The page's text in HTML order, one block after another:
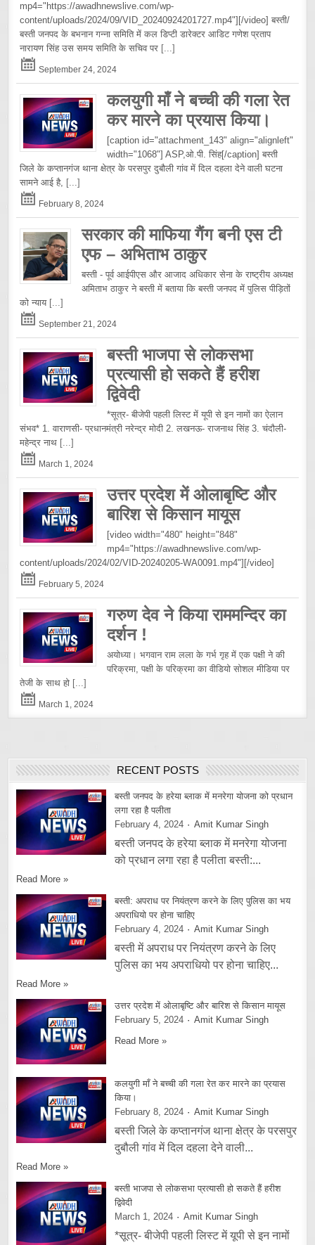
mp4="https://awadhnewslive.com/wp-
content/uploads/2024/09/VID_20240924201727.mp4"][/video] बस्ती/
बस्ती जनपद के बभनान गन्ना समिति में कल डिप्टी डारेक्टर आडिट गणेश प्रताप
नारायण सिंह उस समय समिति के सचिव पर [...]
September 24, 2024
कलयुगी माँ ने बच्ची की गला रेत
कर मारने का प्रयास किया।
[caption id="attachment_143" align="alignleft"
width="1068"] ASP,ओ.पी. सिंह[/caption] बस्ती
जिले के कप्तानगंज थाना क्षेत्र के परसपुर दुबौली गांव में दिल दहला देने वाली घटना
सामने आई है, [...]
February 8, 2024
सरकार की माफिया गैंग बनी एस टी
एफ – अभिताभ ठाकुर
बस्ती - पूर्व आईपीएस और आजाद अधिकार सेना के राष्ट्रीय अध्यक्ष
अमिताभ ठाकुर ने बस्ती में बताया कि बस्ती जनपद में पुलिस पीड़ितों
को न्याय [...]
September 21, 2024
बस्ती भाजपा से लोकसभा
प्रत्यासी हो सकते हैं हरीश
द्विवेदी
*सूत्र- बीजेपी पहली लिस्ट में यूपी से इन नामों का ऐलान
संभव* 1. वाराणसी- प्रधानमंत्री नरेन्द्र मोदी 2. लखनऊ- राजनाथ सिंह 3. चंदौली-
महेन्द्र नाथ [...]
March 1, 2024
उत्तर प्रदेश में ओलाबृष्टि और
बारिश से किसान मायूस
[video width="480" height="848"
mp4="https://awadhnewslive.com/wp-
content/uploads/2024/02/VID-20240205-WA0091.mp4"][/video]
February 5, 2024
गरुण देव ने किया राममन्दिर का
दर्शन !
अयोध्या। भगवान राम लला के गर्भ गृह में एक पक्षी ने की
परिक्रमा, पक्षी के परिक्रमा का वीडियो सोशल मीडिया पर
तेजी के साथ हो [...]
March 1, 2024
RECENT POSTS
बस्ती जनपद के हरेया ब्लाक में मनरेगा योजना को प्रधान
लगा रहा है पलीता
February 4, 2024
Amit Kumar Singh
बस्ती जनपद के हरेया ब्लाक में मनरेगा योजना
को प्रधान लगा रहा है पलीता बस्ती:...
Read More »
बस्ती: अपराध पर नियंत्रण करने के लिए पुलिस का भय
अपराधियो पर होना चाहिए
February 4, 2024
Amit Kumar Singh
बस्ती में अपराध पर नियंत्रण करने के लिए
पुलिस का भय अपराधियो पर होना चाहिए...
Read More »
उत्तर प्रदेश में ओलाबृष्टि और बारिश से किसान मायूस
February 5, 2024
Amit Kumar Singh
Read More »
कलयुगी माँ ने बच्ची की गला रेत कर मारने का प्रयास
किया।
February 8, 2024
Amit Kumar Singh
बस्ती जिले के कप्तानगंज थाना क्षेत्र के परसपुर
दुबौली गांव में दिल दहला देने वाली...
Read More »
बस्ती भाजपा से लोकसभा प्रत्यासी हो सकते हैं हरीश
द्विवेदी
March 1, 2024
Amit Kumar Singh
*सूत्र- बीजेपी पहली लिस्ट में यूपी से इन नामों